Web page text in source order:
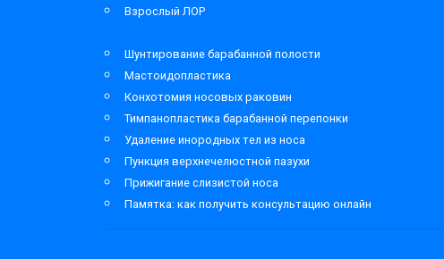
Взрослый ЛОР
Шунтирование барабанной полости
Мастоидопластика
Конхотомия носовых раковин
Тимпанопластика барабанной перепонки
Удаление инородных тел из носа
Пункция верхнечелюстной пазухи
Прижигание слизистой носа
Памятка: как получить консультацию онлайн